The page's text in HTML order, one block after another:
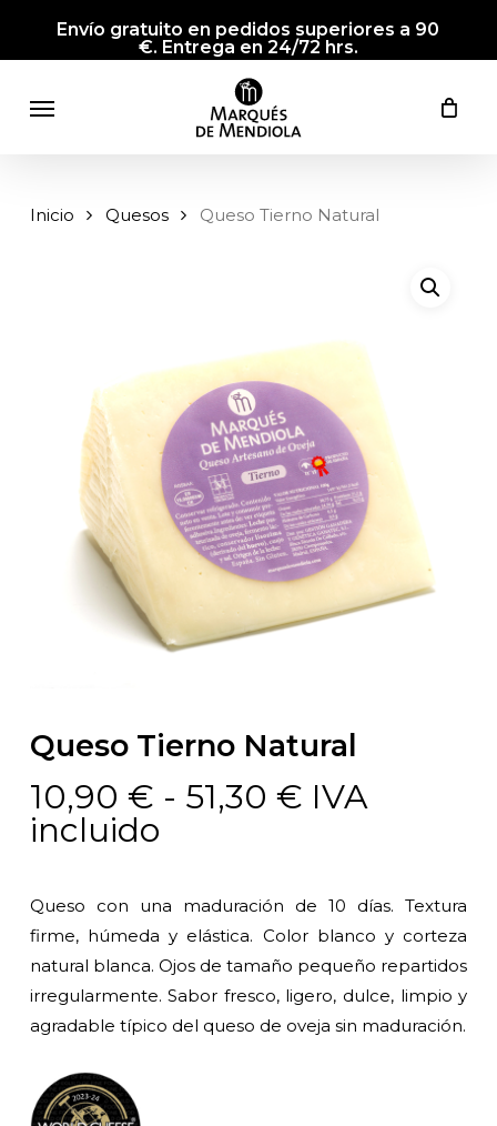
content
Envío gratuito en pedidos superiores a 90
€. Entrega en 24/72 hrs.
Menu
Inicio Quesos Queso Tierno Natural
Queso Tierno Natural
10,90 € - 51,30 €Rango
desde
10,90 €
hasta
51,30 €
IVA
incluido
Queso con una maduración de 10 días. Textura
firme, húmeda y elástica. Color blanco y corteza
natural blanca. Ojos de tamaño pequeño repartidos
irregularmente. Sabor fresco, ligero, dulce, limpio y
agradable típico del queso de oveja sin maduración.